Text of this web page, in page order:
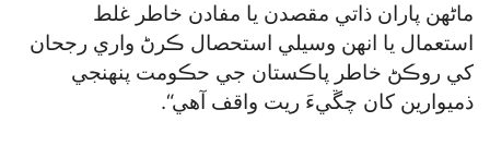
ماڻهن پاران ذاتي مقصدن يا مفادن خاطر غلط
استعمال يا انهن وسيلي استحصال ڪرڻ واري رجحان
کي روڪڻ خاطر پاڪستان جي حڪومت پنهنجي
ذميوارين کان چڱيءَ ريت واقف آهي“.